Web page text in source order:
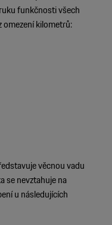
funkčnosti všech
kilometrů:
věcnou vadu
se nevztahuje na
u následujících